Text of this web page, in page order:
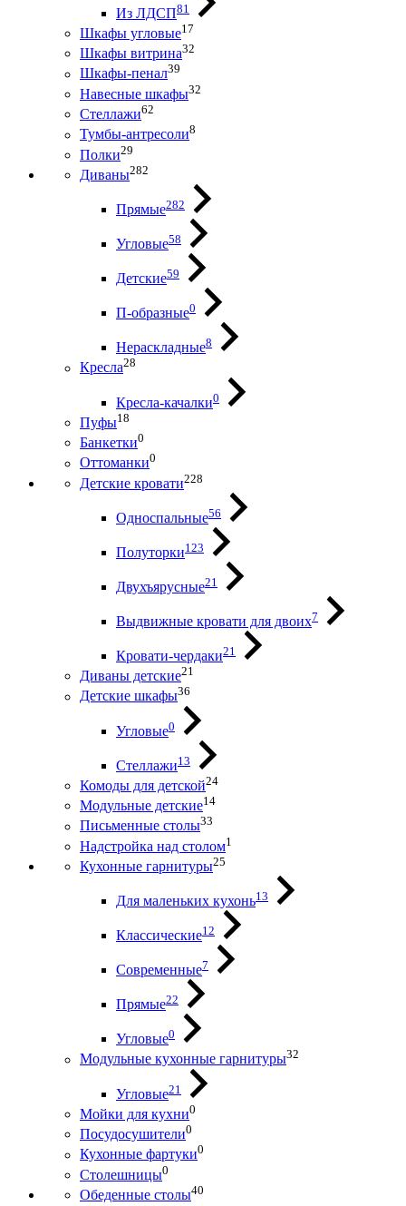
Из ЛДСП81
Шкафы угловые17
Шкафы витрина32
Шкафы-пенал39
Навесные шкафы32
Стеллажи62
Тумбы-антресоли8
Полки29
Диваны282
Прямые282
Угловые58
Детские59
П-образные0
Нераскладные8
Кресла28
Кресла-качалки0
Пуфы18
Банкетки0
Оттоманки0
Детские кровати228
Односпальные56
Полуторки123
Двухъярусные21
Выдвижные кровати для двоих7
Кровати-чердаки21
Диваны детские21
Детские шкафы36
Угловые0
Стеллажи13
Комоды для детской24
Модульные детские14
Письменные столы33
Надстройка над столом1
Кухонные гарнитуры25
Для маленьких кухонь13
Классические12
Современные7
Прямые22
Угловые0
Модульные кухонные гарнитуры32
Угловые21
Мойки для кухни0
Посудосушители0
Кухонные фартуки0
Столешницы0
Обеденные столы40